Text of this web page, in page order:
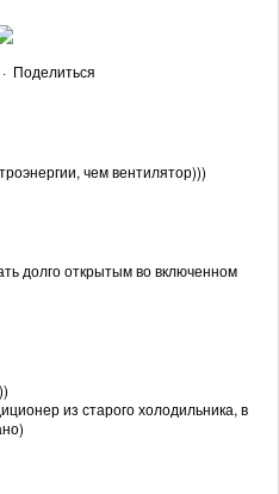
· Поделиться
чем вентилятор)))
долго открытым во включенном
из старого холодильника, в